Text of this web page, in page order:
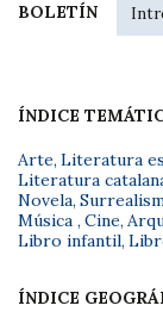
BOLETÍN
ÍNDICE
Arte, Literatura
Literatura
Novela,
Música , Cine,
Libro infantil,
ÍNDICE